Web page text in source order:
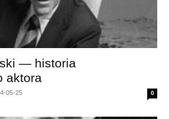
— historia
aktora
05-25 0